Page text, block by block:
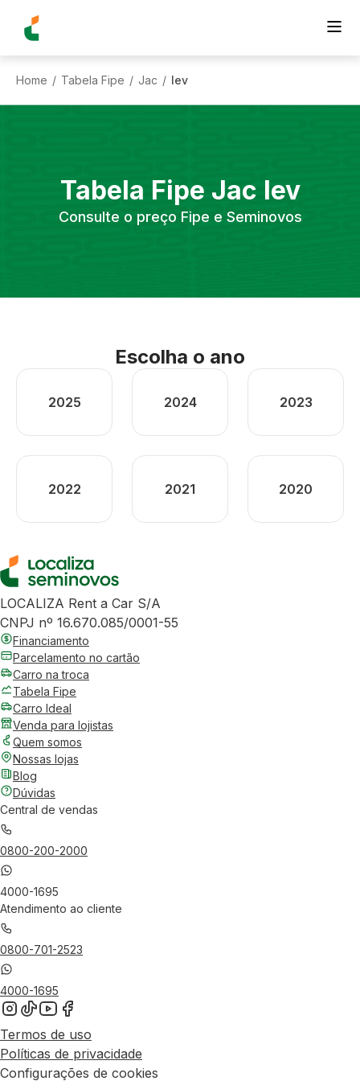
Home / Tabela Fipe / Jac / Iev
Tabela Fipe Jac Iev
Consulte o preço Fipe e Seminovos
Escolha o ano
2025 2024 2023
2022 2021 2020
LOCALIZA Rent a Car S/A
CNPJ nº 16.670.085/0001-55
Financiamento
Parcelamento no cartão
Carro na troca
Tabela Fipe
Carro Ideal
Venda para lojistas
Quem somos
Nossas lojas
Blog
Dúvidas
Central de vendas
0800-200-2000
4000-1695
Atendimento ao cliente
0800-701-2523
4000-1695
Termos de uso
Políticas de privacidade
Configurações de cookies